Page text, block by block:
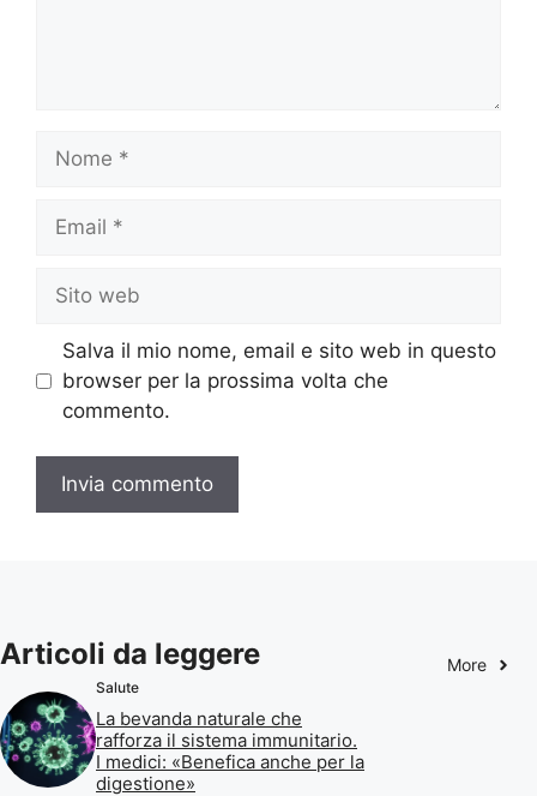
web
Salva il mio nome, email e sito web in questo
browser per la prossima volta che
commento.
Articoli da leggere More
Salute
La bevanda naturale che
rafforza il sistema immunitario.
I medici: «Benefica anche per la
digestione»